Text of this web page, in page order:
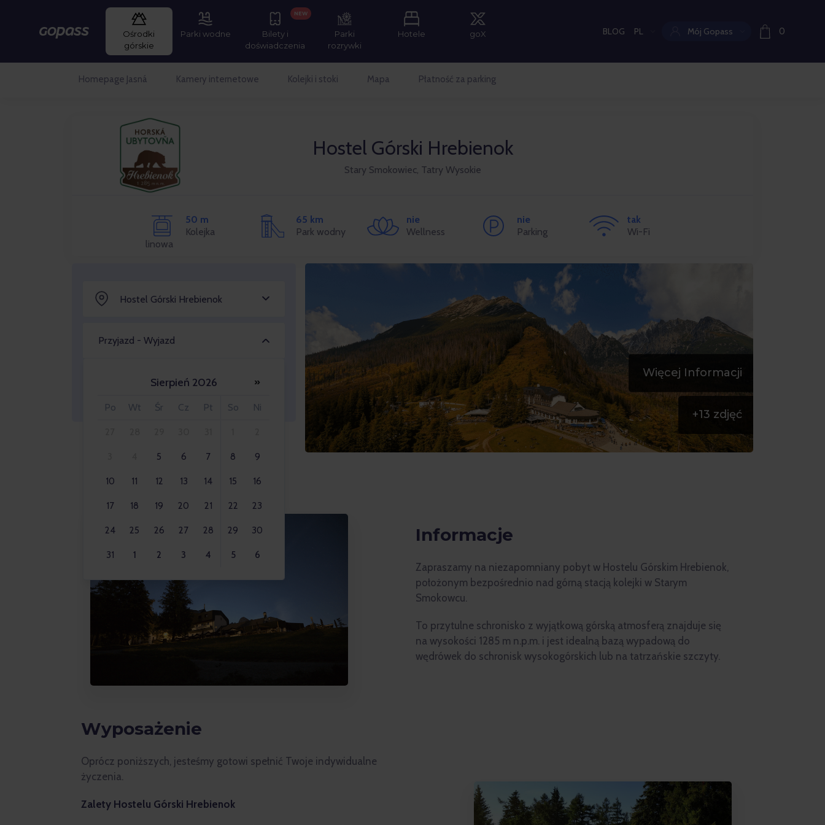
Gopass
Ośrodki
górskie
Parki wodne
Bilety i
doświadczenia
NEW
Parki
rozrywki
Hotele goX BLOG Aktualny język:
PL Mój Gopass 0
Homepage Jasná Kamery internetowe Kolejki i stoki Mapa Płatność za parking
Hostel Górski Hrebienok
Stary Smokowiec, Tatry Wysokie
50 m
Kolejka
linowa
65 km
Park wodny
nie
Wellness
nie
Parking
tak
Wi-Fi
Hostel Górski Hrebienok
Przyjazd - Wyjazd
Sierpień 2026 »
Po Wt Śr Cz Pt So Ni
5 6 7 8 9
10 11 12 13 14 15 16
17 18 19 20 21 22 23
24 25 26 27 28 29 30
31 1 2 3 4 5 6
Osoba dorosła 2x
Więcej Informacji
+13 zdjęć
Informacje
Zapraszamy na niezapomniany pobyt w Hostelu Górskim Hrebienok,
położonym bezpośrednio nad górną stacją kolejki w Starym
Smokowcu.
To przytulne schronisko z wyjątkową górską atmosferą znajduje się
na wysokości 1285 m n.p.m. i jest idealną bazą wypadową do
wędrówek do schronisk wysokogórskich lub na tatrzańskie szczyty.
Wyposażenie
Oprócz poniższych, jesteśmy gotowi spełnić Twoje indywidualne
życzenia.
Zalety Hostelu Górski Hrebienok